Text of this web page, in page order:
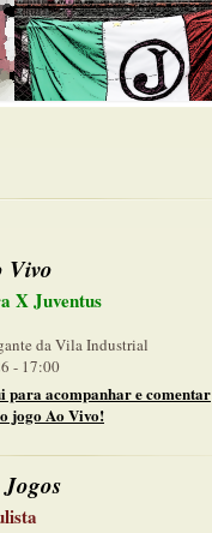
Vivo
X Juventus
da Vila Industrial
- 17:00
para acompanhar e comentar
jogo Ao Vivo!